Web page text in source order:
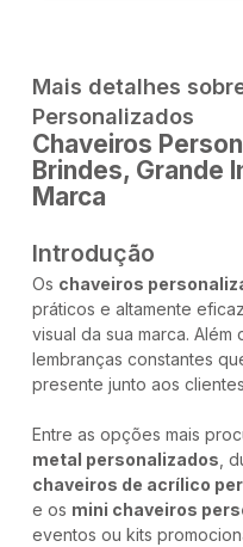
Mais detalhes
Personalizados
Chaveiros
Brindes, Grande
Marca
Introdução
Os chaveiros
práticos e altamente
visual da sua marca.
lembranças constantes
presente junto aos
Entre as opções mais
metal personalizados ,
chaveiros de acrílico
e os mini chaveiros
eventos ou kits